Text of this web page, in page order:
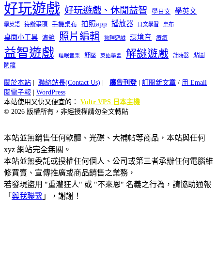
好玩遊戲 好玩遊戲、休閒益智 學日文 學英文
學英語 待辦事項 手機桌布 拍照app 播放器 日文學習 桌布
桌面小工具 濾鏡 照片編輯 物理遊戲 環境音 療癒
益智遊戲 睡眠音樂 舒壓 英語學習 解謎遊戲 計時器
貼圖
鬧鐘
關於本站 聯絡站長(Contact Us) 廣告刊登| 訂閱新文章 / 用 Email
閱電子報
WordPress
本站使用又快又便宜的： Vultr VPS 日本主機
© 2026 版權所有，非經授權請勿全文轉貼
本站並無銷售任何軟體、光碟、大補帖等商品，本站與任何
xyz 網站完全無關。
本站並無委託或授權任何個人、公司或第三者承辦任何電腦維
修買賣、宣傳推廣或商品銷售之業務，
若發現盜用 "重灌狂人" 或 "不來恩" 名義之行為，請協助通報
「 與我聯繫 」，謝謝！